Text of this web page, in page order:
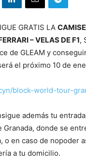
GRATIS LA
– VELAS DE F1,
de GLEAM y
el próximo 10 de
block-world-tour-
además tu
Granada, donde se
o en caso de nopoder
a tu domicilio.